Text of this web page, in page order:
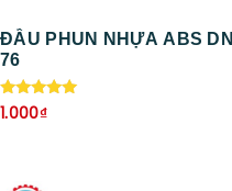
ĐẦU PHUN NHỰA ABS DN
76
Được xếp
hạng
1.000₫